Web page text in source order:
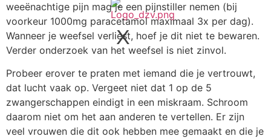
X
weeënachtige pijn mag je een pijnstiller nemen (bij
voorkeur 1000mg paracetamol maximaal 3x per dag).
Wanneer je weefsel verliest, hoef je dit niet te bewaren.
Verder onderzoek van het weefsel is niet zinvol.
Probeer erover te praten met iemand die je vertrouwt,
dat lucht vaak op. Vergeet niet dat 1 op de 5
zwangerschappen eindigt in een miskraam. Schroom
daarom niet om het aan anderen te vertellen. Er zijn
veel vrouwen die dit ook hebben mee gemaakt en die je